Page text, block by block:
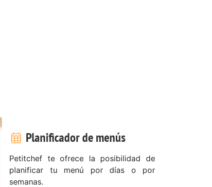
Planificador de menús
Petitchef te ofrece la posibilidad de
planificar tu menú por días o por
semanas.